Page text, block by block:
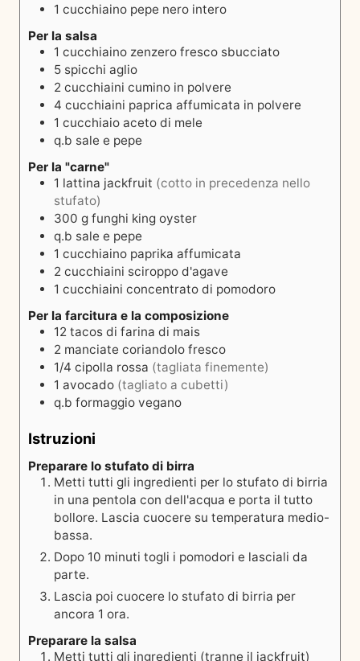
1 cucchiaino pepe nero intero
Per la salsa
1 cucchiaino zenzero fresco sbucciato
5 spicchi aglio
2 cucchiaini cumino in polvere
4 cucchiaini paprica affumicata in polvere
1 cucchiaio aceto di mele
q.b sale e pepe
Per la "carne"
1 lattina jackfruit (cotto in precedenza nello
stufato)
300 g funghi king oyster
q.b sale e pepe
1 cucchiaino paprika affumicata
2 cucchiaini sciroppo d'agave
1 cucchiaini concentrato di pomodoro
Per la farcitura e la composizione
12 tacos di farina di mais
2 manciate coriandolo fresco
1/4 cipolla rossa (tagliata finemente)
1 avocado (tagliato a cubetti)
q.b formaggio vegano
Istruzioni
Preparare lo stufato di birra
Metti tutti gli ingredienti per lo stufato di birria
in una pentola con dell'acqua e porta il tutto
bollore. Lascia cuocere su temperatura medio-
bassa.
Dopo 10 minuti togli i pomodori e lasciali da
parte.
Lascia poi cuocere lo stufato di birria per
ancora 1 ora.
Preparare la salsa
Metti tutti gli ingredienti (tranne il jackfruit)